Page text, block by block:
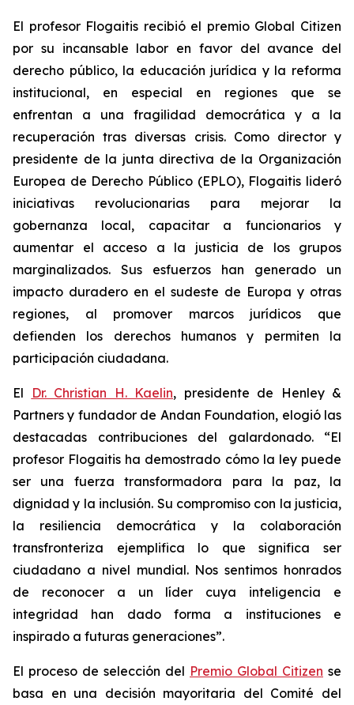
El profesor Flogaitis recibió el premio Global Citizen
por su incansable labor en favor del avance del
derecho público, la educación jurídica y la reforma
institucional, en especial en regiones que se
enfrentan a una fragilidad democrática y a la
recuperación tras diversas crisis. Como director y
presidente de la junta directiva de la Organización
Europea de Derecho Público (EPLO), Flogaitis lideró
iniciativas revolucionarias para mejorar la
gobernanza local, capacitar a funcionarios y
aumentar el acceso a la justicia de los grupos
marginalizados. Sus esfuerzos han generado un
impacto duradero en el sudeste de Europa y otras
regiones, al promover marcos jurídicos que
defienden los derechos humanos y permiten la
participación ciudadana.
El Dr. Christian H. Kaelin, presidente de Henley &
Partners y fundador de Andan Foundation, elogió las
destacadas contribuciones del galardonado. “El
profesor Flogaitis ha demostrado cómo la ley puede
ser una fuerza transformadora para la paz, la
dignidad y la inclusión. Su compromiso con la justicia,
la resiliencia democrática y la colaboración
transfronteriza ejemplifica lo que significa ser
ciudadano a nivel mundial. Nos sentimos honrados
de reconocer a un líder cuya inteligencia e
integridad han dado forma a instituciones e
inspirado a futuras generaciones”.
El proceso de selección del Premio Global Citizen se
basa en una decisión mayoritaria del Comité del